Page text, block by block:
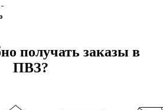
получать заказы в
ПВЗ?